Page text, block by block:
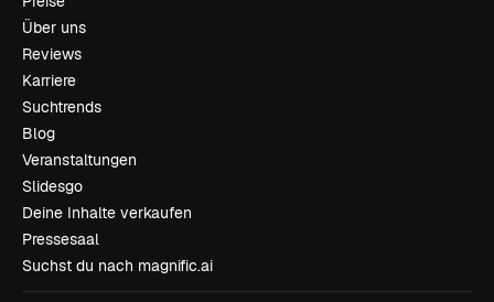
Über uns
Reviews
Karriere
Suchtrends
Blog
Veranstaltungen
Slidesgo
Deine Inhalte verkaufen
Pressesaal
Suchst du nach magnific.ai